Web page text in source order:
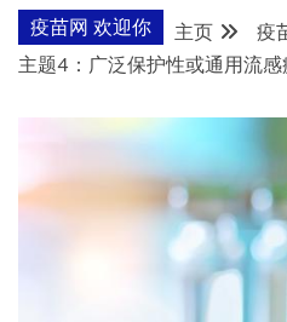
疫苗网 欢迎你 主页 疫
主题4：广泛保护性或通用流